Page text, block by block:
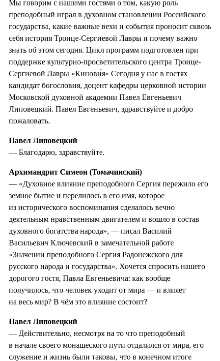
Мы говорим с нашими гостями о том, какую роль
преподобный играл в духовном становлении Российского
государства, какие важные вехи и события проносит сквозь
себя история Троице-Сергиевой Лавры и почему важно
знать об этом сегодня. Цикл программ подготовлен при
поддержке культурно-просветительского центра Троице-
Сергиевой Лавры «Кинови́я» Сегодня у нас в гостях
кандидат богословия, доцент кафедры церковной истории
Московской духовной академии Павел Евгеньевич
Липовецкий. Павел Евгеньевич, здравствуйте и добро
пожаловать.
Павел Липовецкий
— Благодарю, здравствуйте.
Архимандрит Симеон (Томачинский)
— «Духовное влияние преподобного Сергия пережило его
земное бытие и перелилось в его имя, которое
из исторического воспоминания сделалось вечно
деятельным нравственным двигателем и вошло в состав
духовного богатства народа», — писал Василий
Васильевич Ключевский в замечательной работе
«Значении преподобного Сергия Радонежского для
русского народа и государства». Хочется спросить нашего
дорогого гостя, Павла Евгеньевича: как вообще
получилось, что человек уходит от мира — и влияет
на весь мир? В чём это влияние состоит?
Павел Липовецкий
— Действительно, несмотря на то что преподобный
в начале своего монашеского пути отдалился от мира, его
служение и жизнь были таковы, что в конечном итоге